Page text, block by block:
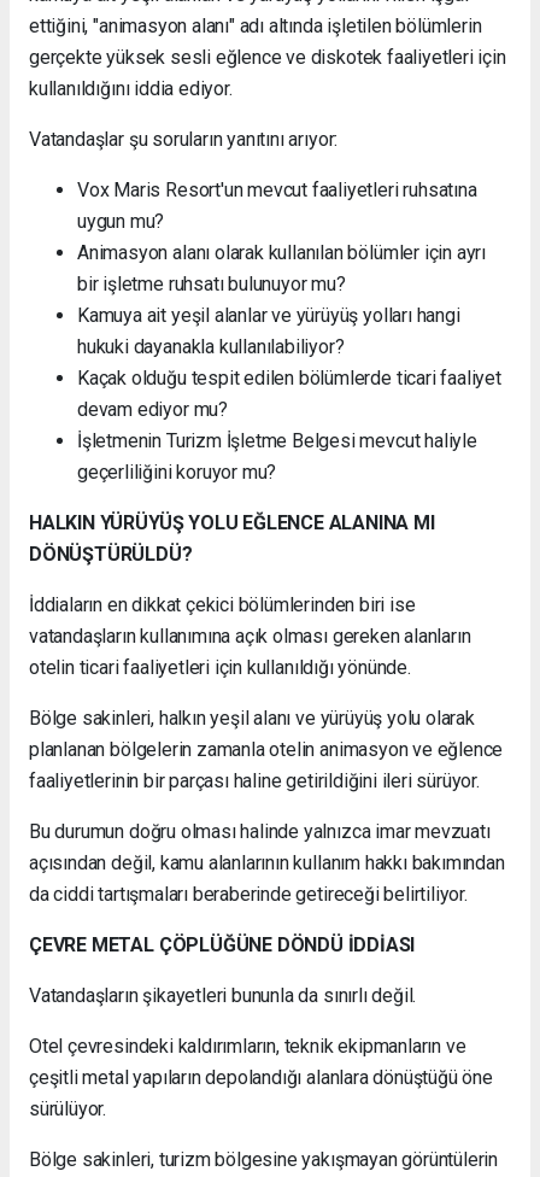
ettiğini, "animasyon alanı" adı altında işletilen bölümlerin
gerçekte yüksek sesli eğlence ve diskotek faaliyetleri için
kullanıldığını iddia ediyor.
Vatandaşlar şu soruların yanıtını arıyor:
Vox Maris Resort'un mevcut faaliyetleri ruhsatına
uygun mu?
Animasyon alanı olarak kullanılan bölümler için ayrı
bir işletme ruhsatı bulunuyor mu?
Kamuya ait yeşil alanlar ve yürüyüş yolları hangi
hukuki dayanakla kullanılabiliyor?
Kaçak olduğu tespit edilen bölümlerde ticari faaliyet
devam ediyor mu?
İşletmenin Turizm İşletme Belgesi mevcut haliyle
geçerliliğini koruyor mu?
HALKIN YÜRÜYÜŞ YOLU EĞLENCE ALANINA MI
DÖNÜŞTÜRÜLDÜ?
İddiaların en dikkat çekici bölümlerinden biri ise
vatandaşların kullanımına açık olması gereken alanların
otelin ticari faaliyetleri için kullanıldığı yönünde.
Bölge sakinleri, halkın yeşil alanı ve yürüyüş yolu olarak
planlanan bölgelerin zamanla otelin animasyon ve eğlence
faaliyetlerinin bir parçası haline getirildiğini ileri sürüyor.
Bu durumun doğru olması halinde yalnızca imar mevzuatı
açısından değil, kamu alanlarının kullanım hakkı bakımından
da ciddi tartışmaları beraberinde getireceği belirtiliyor.
ÇEVRE METAL ÇÖPLÜĞÜNE DÖNDÜ İDDİASI
Vatandaşların şikayetleri bununla da sınırlı değil.
Otel çevresindeki kaldırımların, teknik ekipmanların ve
çeşitli metal yapıların depolandığı alanlara dönüştüğü öne
sürülüyor.
Bölge sakinleri, turizm bölgesine yakışmayan görüntülerin